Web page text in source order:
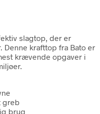
slagtop, der er
Denne krafttop fra Bato er
krævende opgaver i
greb
brug